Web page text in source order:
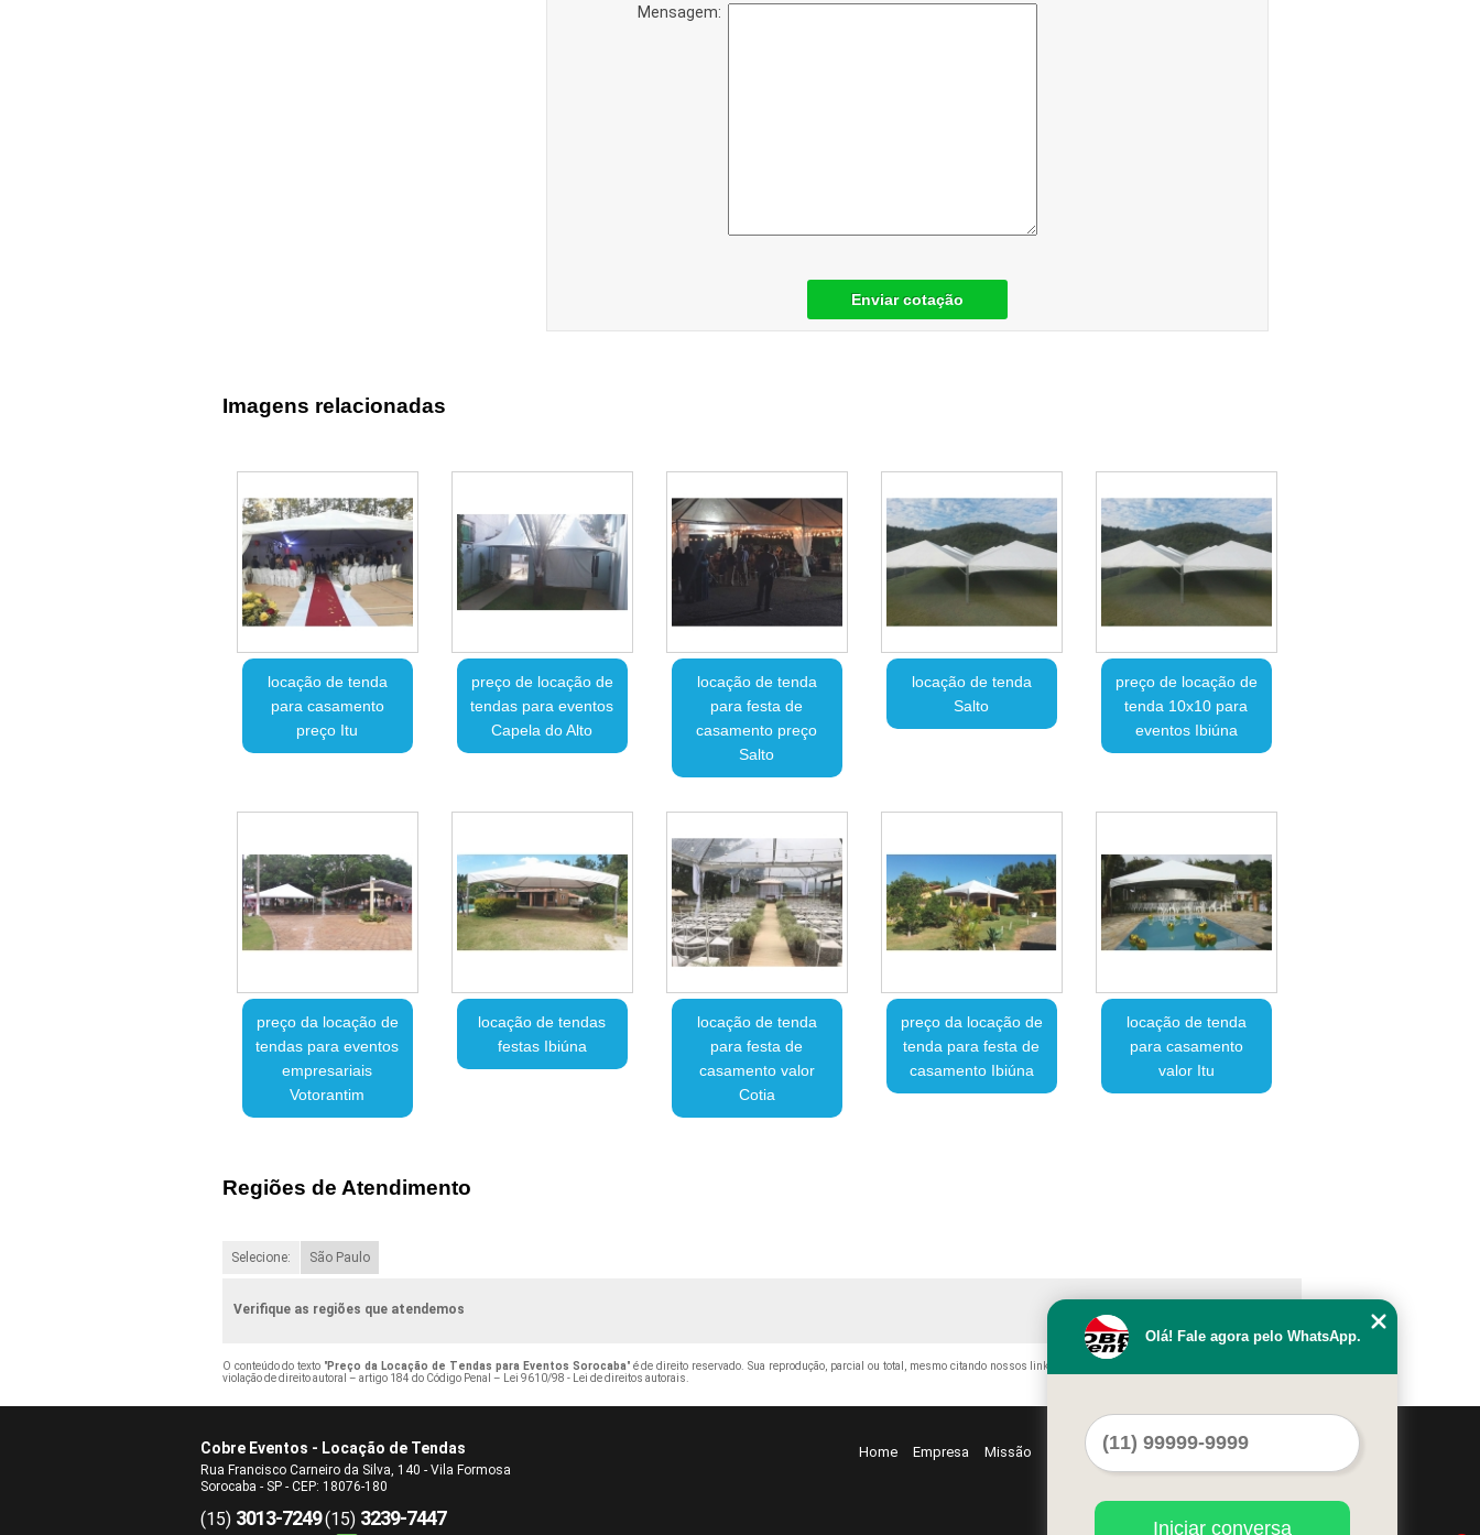
Mensagem:
Enviar cotação
Imagens relacionadas
locação de tenda
para casamento
preço Itu
preço de locação de
tendas para eventos
Capela do Alto
locação de tenda
para festa de
casamento preço
Salto
locação de tenda
Salto
preço de locação de
tenda 10x10 para
eventos Ibiúna
preço da locação de
tendas para eventos
empresariais
Votorantim
locação de tendas
festas Ibiúna
locação de tenda
para festa de
casamento valor
Cotia
preço da locação de
tenda para festa de
casamento Ibiúna
locação de tenda
para casamento
valor Itu
Regiões de Atendimento
Selecione: São Paulo
Verifique as regiões que atendemos
O conteúdo do texto "Preço da Locação de Tendas para Eventos Sorocaba" é de direito reservado. Sua reprodução, parcial ou total, mesmo citando nossos links, é proibida sem a autorização do autor. Crime de
violação de direito autoral – artigo 184 do Código Penal – Lei 9610/98 - Lei de direitos autorais.
Cobre Eventos - Locação de Tendas
Rua Francisco Carneiro da Silva, 140 - Vila Formosa
Sorocaba - SP - CEP: 18076-180
(15) 3013-7249(15) 3239-7447
Home Empresa Missão Serviços Contato Mapa do site
Olá! Fale agora pelo WhatsApp.
Iniciar conversa